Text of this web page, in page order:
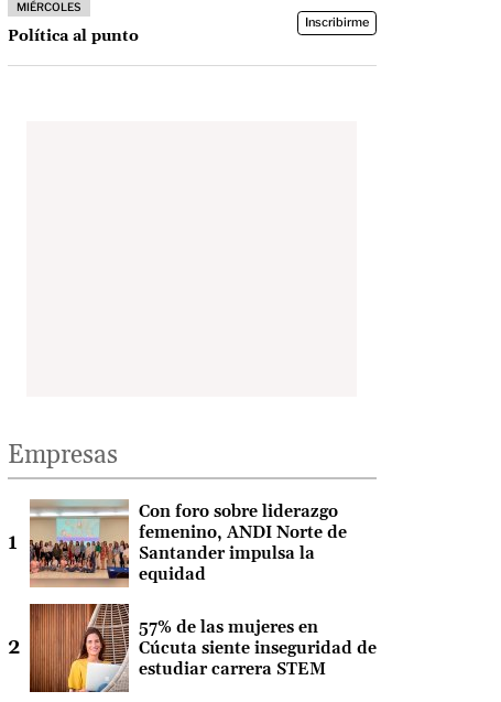
MIÉRCOLES
Política al punto
Inscribirme
Empresas
Con foro sobre liderazgo
femenino, ANDI Norte de
Santander impulsa la
equidad
57% de las mujeres en
Cúcuta siente inseguridad de
estudiar carrera STEM